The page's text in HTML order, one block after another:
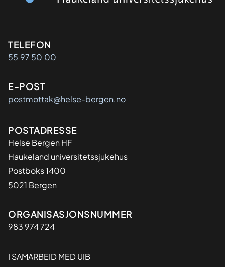
Kontaktinformasjon
TELEFON
55 97 50 00
E-POST
postmottak@helse-bergen.no
Adresse
POSTADRESSE
Helse Bergen HF
Haukeland universitetssjukehus
Postboks 1400
5021 Bergen
Organisasjon
ORGANISASJONSNUMMER
983 974 724
I SAMARBEID MED UIB